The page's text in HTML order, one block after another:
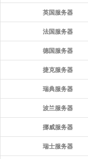
英国服务器
法国服务器
德国服务器
捷克服务器
瑞典服务器
波兰服务器
挪威服务器
瑞士服务器